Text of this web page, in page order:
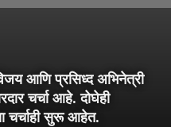
आणि प्रसिध्द अभिनेत्री
चर्चा आहे. दोघेही
चर्चाही सुरू आहेत.